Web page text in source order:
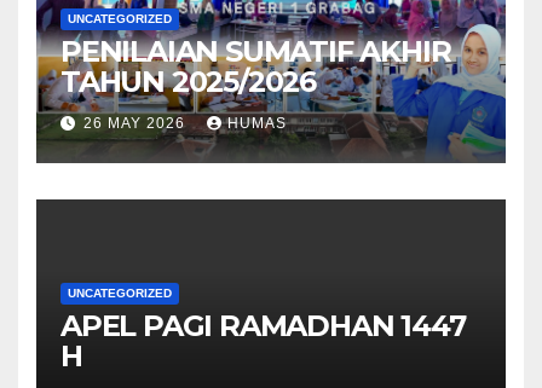
UNCATEGORIZED
PENILAIAN SUMATIF AKHIR
TAHUN 2025/2026
26 MAY 2026 HUMAS
UNCATEGORIZED
APEL PAGI RAMADHAN 1447
H